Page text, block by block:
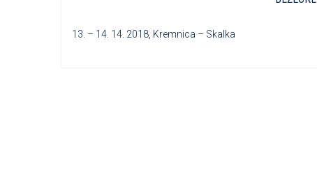
13. – 14. 14. 2018, Kremnica – Skalka